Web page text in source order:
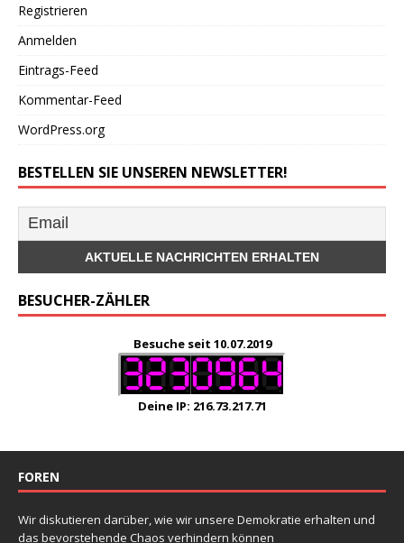
Registrieren
Anmelden
Eintrags-Feed
Kommentar-Feed
WordPress.org
BESTELLEN SIE UNSEREN NEWSLETTER!
BESUCHER-ZÄHLER
Besuche seit 10.07.2019
Deine IP: 216.73.217.71
FOREN
Wir diskutieren darüber, wie wir unsere Demokratie erhalten und
das bevorstehende Chaos verhindern können